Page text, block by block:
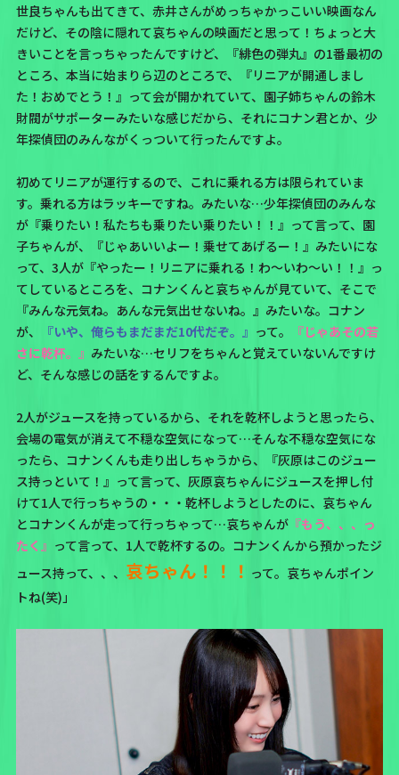
世良ちゃんも出てきて、赤井さんがめっちゃかっこいい映画なん
だけど、その陰に隠れて哀ちゃんの映画だと思って！ちょっと大
きいことを言っちゃったんですけど、『緋色の弾丸』の1番最初の
ところ、本当に始まりら辺のところで、『リニアが開通しまし
た！おめでとう！』って会が開かれていて、園子姉ちゃんの鈴木
財閥がサポーターみたいな感じだから、それにコナン君とか、少
年探偵団のみんながくっついて行ったんですよ。
初めてリニアが運行するので、これに乗れる方は限られていま
す。乗れる方はラッキーですね。みたいな…少年探偵団のみんな
が『乗りたい！私たちも乗りたい乗りたい！！』って言って、園
子ちゃんが、『じゃあいいよー！乗せてあげるー！』みたいにな
って、3人が『やったー！リニアに乗れる！わ～いわ～い！！』っ
てしているところを、コナンくんと哀ちゃんが見ていて、そこで
『みんな元気ね。あんな元気出せないね。』みたいな。コナン
が、
『いや、俺らもまだまだ10代だぞ。』 って。
『じゃあその若
さに乾杯。』 みたいな…セリフをちゃんと覚えていないんですけ
ど、そんな感じの話をするんですよ。
2人がジュースを持っているから、それを乾杯しようと思ったら、
会場の電気が消えて不穏な空気になって…そんな不穏な空気にな
ったら、コナンくんも走り出しちゃうから、『灰原はこのジュー
ス持っといて！』って言って、灰原哀ちゃんにジュースを押し付
けて1人で行っちゃうの・・・乾杯しようとしたのに、哀ちゃん
とコナンくんが走って行っちゃって…哀ちゃんが『もう、、、っ
たく』 って言って、1人で乾杯するの。コナンくんから預かったジ
ュース持って、、、 哀ちゃん！！！ って。哀ちゃんポイン
トね(笑)」